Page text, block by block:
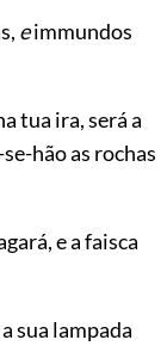
eimmundos
tua ira, será a
hão as rochas
e a faisca
sua lampada